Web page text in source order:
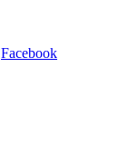
Facebook